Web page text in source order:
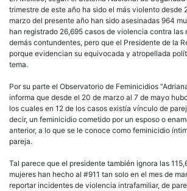
trimestre de este año ha sido el más violento desde
marzo del presente año han sido asesinadas 964
han registrado 26,695 casos de violencia contra las
demás contundentes, pero que el Presidente de la
porque evidencian su equivocada y atropellada
tema.
Por su parte el Observatorio de Feminicidios
informa que desde el 20 de marzo al 7 de mayo
los cuales en 12 de los casos existía vínculo de
decir, un feminicidio cometido por un esposo o
anterior, a lo que se le conoce como feminicidio
pareja.
Tal parece que el presidente también ignora las
mujeres han hecho al #911 tan solo en el mes de
reportar incidentes de violencia intrafamiliar, de